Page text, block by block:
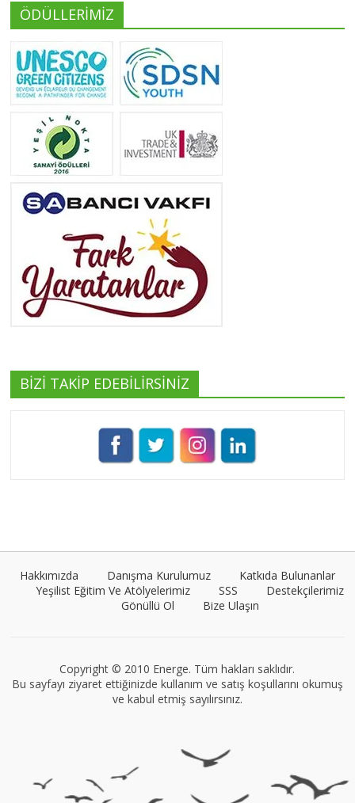
Yeliz Yılmaz
Tüm yazıları görüntüle
Yeşilist
Tüm yazıları görüntüle
Tüm yazıları görüntüle
ÖDÜLLERİMİZ
BİZİ TAKİP EDEBİLİRSİNİZ
Hakkımızda Danışma Kurulumuz
Katkıda Bulunanlar
Yeşilist Eğitim Ve Atölyelerimiz
SSS
Destekçilerimiz
Gönüllü Ol
Bize Ulaşın
Copyright © 2010 Energe. Tüm hakları saklıdır.
Bu sayfayı ziyaret ettiğinizde kullanım ve satış koşullarını okumuş
ve kabul etmiş sayılırsınız.